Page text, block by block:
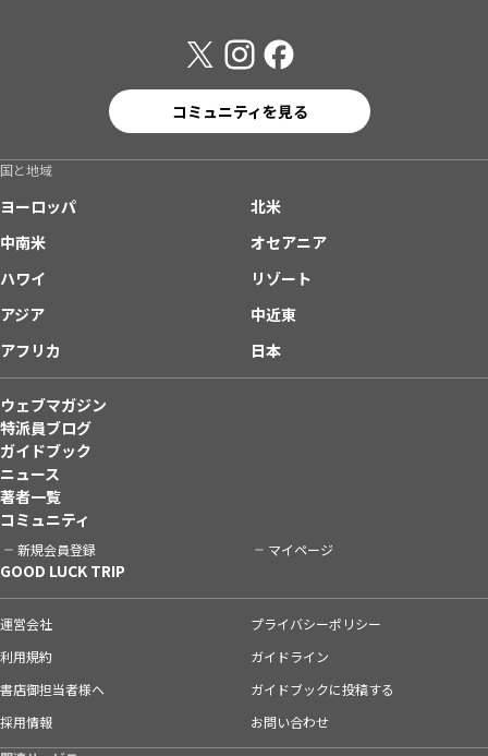
コミュニティを見る
国と地域
ヨーロッパ
北米
中南米
オセアニア
ハワイ
リゾート
アジア
中近東
アフリカ
日本
ウェブマガジン
特派員ブログ
ガイドブック
ニュース
著者一覧
コミュニティ
新規会員登録 マイページ
GOOD LUCK TRIP
運営会社
プライバシーポリシー
利用規約
ガイドライン
書店御担当者様へ
ガイドブックに投稿する
採用情報
お問い合わせ